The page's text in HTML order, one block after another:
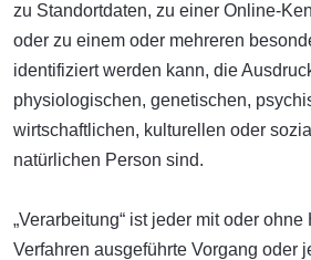
zu Standortdaten, zu einer Online-
oder zu einem oder mehreren
identifiziert werden kann, die
physiologischen, genetischen,
wirtschaftlichen, kulturellen oder
natürlichen Person sind.
„Verarbeitung“ ist jeder mit oder
Verfahren ausgeführte Vorgang oder